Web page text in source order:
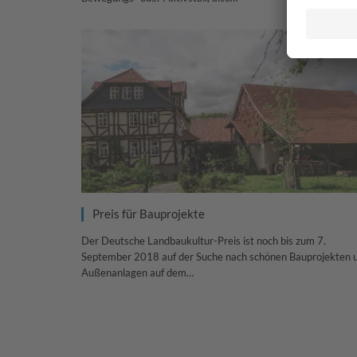
Preis für Bauprojekte
Der Deutsche Landbaukultur-Preis ist noch bis zum 7.
September 2018 auf der Suche nach schönen Bauprojekten
Außenanlagen auf dem…